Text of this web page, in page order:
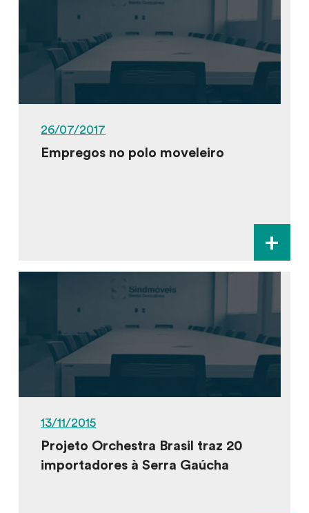
26/07/2017
Empregos no polo moveleiro
+
13/11/2015
Projeto Orchestra Brasil traz 20
importadores à Serra Gaúcha